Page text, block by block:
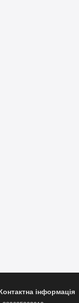
інформація